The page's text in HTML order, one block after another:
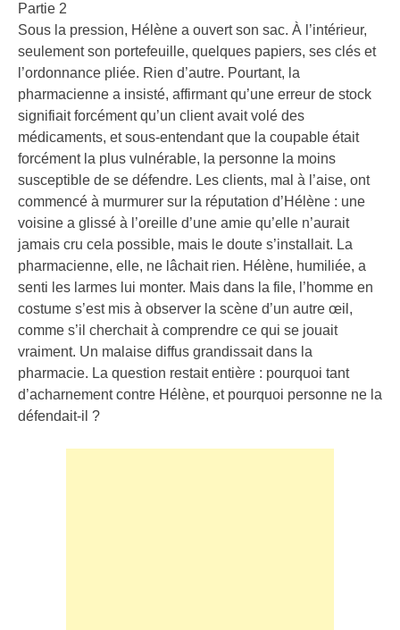
Partie 2
Sous la pression, Hélène a ouvert son sac. À l’intérieur,
seulement son portefeuille, quelques papiers, ses clés et
l’ordonnance pliée. Rien d’autre. Pourtant, la
pharmacienne a insisté, affirmant qu’une erreur de stock
signifiait forcément qu’un client avait volé des
médicaments, et sous-entendant que la coupable était
forcément la plus vulnérable, la personne la moins
susceptible de se défendre. Les clients, mal à l’aise, ont
commencé à murmurer sur la réputation d’Hélène : une
voisine a glissé à l’oreille d’une amie qu’elle n’aurait
jamais cru cela possible, mais le doute s’installait. La
pharmacienne, elle, ne lâchait rien. Hélène, humiliée, a
senti les larmes lui monter. Mais dans la file, l’homme en
costume s’est mis à observer la scène d’un autre œil,
comme s’il cherchait à comprendre ce qui se jouait
vraiment. Un malaise diffus grandissait dans la
pharmacie. La question restait entière : pourquoi tant
d’acharnement contre Hélène, et pourquoi personne ne la
défendait-il ?